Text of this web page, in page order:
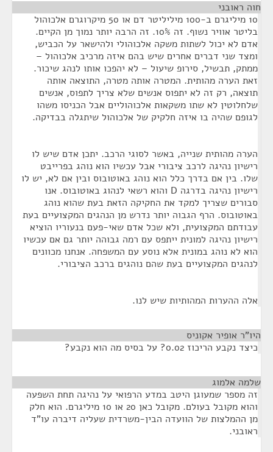
חוה ראובני
10 מיליגרם ב-100 מיליליטר דם או 50 מיקרוגרם אלכוהול
בליטר אוויר נשוף. זה 10%. זה הרבה יותר נמוך מן הקיים.
אדם לא יכול לשתות משקה אלכוהולי ולהישאר על הכביש,
ומצד שני דברים אחרים שיש בהם איזה מרכיב אלכוהול –
ממתק, תבשיל, סירופ שיעול – לא יהפכו אותו לנהג שיכור.
זאת הערה מהותית. המטרה אותה מטרה, התוצאה אותה
תוצאה, רק זה לא יתפוס אנשים שלא צריך לתפוס, אנשים
שלחלוטין לא שתו משקאות אלכוהוליים אבל הכניסו משהו
לגופם שהיה בו איזה חלקיק של אלכוהול שיתגלה בבדיקה.
הערה מהותית שנייה, באשר לסוגי הרכב. יתכן אדם שיש לו
רישיון נהיגה לרכב ציבורי אבל עכשיו הוא נוהג בפרייבט
שלו. בין אם בדרך כלל הוא נוהג באוטובוס ובין אם לא, יש לו
רישיון נהיגה בדרגה D והוא רשאי לנהוג באוטובוס. אנו
סבורים שצריך למקד את החקיקה הזאת בעת שהוא נוהג
באוטובוס. הרף הגבוה יותר נדרש מן הנהגים המקצועיים בעת
עבודתם המקצועית, ולא שכל אדם שאי-פעם בנעוריו הוציא
רישיון נהיגה למונית ייתפס עם רמה גבוהה יותר גם אם עכשיו
הוא לא נוהג במונית אלא נוסע עם המשפחה. אנחנו מכוונים
לנהגים המקצועיים בעת שהם נוהגים ברכב הציבורי.
אלה ההערות המהותיות שיש לנו.
היו"ר אופיר אקוניס
כיצד נקבע הריכוז 0.02? על בסיס מה הוא נקבע?
שלמה אלמוג
זה מספר שמעוגן היטב במדע הרפואי על נהיגה תחת השפעה
והוא מקובל בעולם. מקובל כאן 20 או 10 מיליגרם. הוא חלק
מן ההמלצות של הוועדה הבין-משרדית שעליה דיברה עו"ד
ראובני.